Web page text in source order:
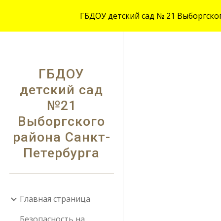
ГБДОУ детский сад № 21
ГБДОУ
детский сад
№21
Выборгского
района Санкт-
Петербурга
Главная страница